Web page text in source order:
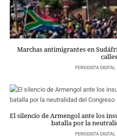
EDICIONES
AMÉRICA
ESPAÑA
Marchas antimigrantes en
calles
PERIODISTA DIGITAL
El silencio de Armengol ante los
batalla por la
PERIODISTA DIGITAL